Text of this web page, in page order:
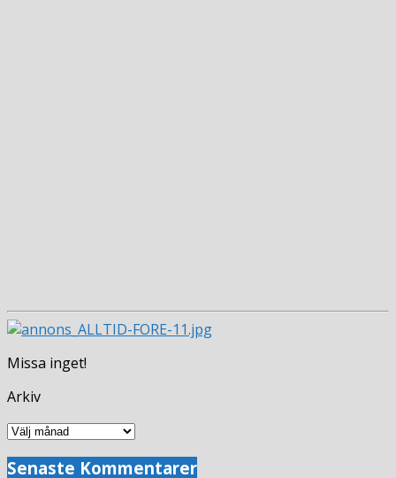
Missa inget!
Arkiv
Arkiv
Senaste Kommentarer